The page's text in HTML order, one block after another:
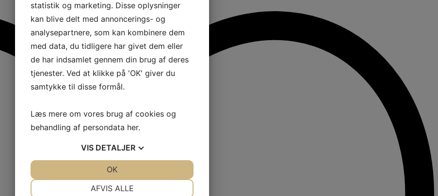
statistik og marketing. Disse oplysninger
kan blive delt med annoncerings- og
analysepartnere, som kan kombinere dem
med data, du tidligere har givet dem eller
de har indsamlet gennem din brug af deres
tjenester. Ved at klikke på 'OK' giver du
samtykke til disse formål.
Læs mere om vores brug af cookies og
behandling af persondata her.
VIS DETALJER
AFVIS ALLE
OK